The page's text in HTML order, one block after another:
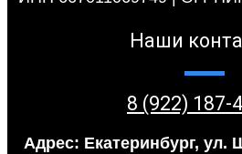
Наши
8 (922) 187-
Адрес: Екатеринбург, ул.